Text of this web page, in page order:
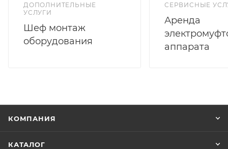
ДОПОЛНИТЕЛЬНЫЕ
УСЛУГИ
Шеф монтаж
оборудования
СЕРВИСНЫЕ
Аренда
аппарата
КОМПАНИЯ
КАТАЛОГ